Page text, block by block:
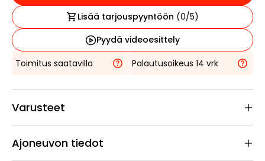
Lisää tarjouspyyntöön (0/5)
Pyydä videoesittely
Toimitus saatavilla
Palautusoikeus 14 vrk
Varusteet
Ajoneuvon tiedot